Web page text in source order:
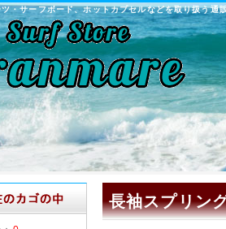
・サーフボード、ホットカプセルなどを取り扱う通
長袖スプリン